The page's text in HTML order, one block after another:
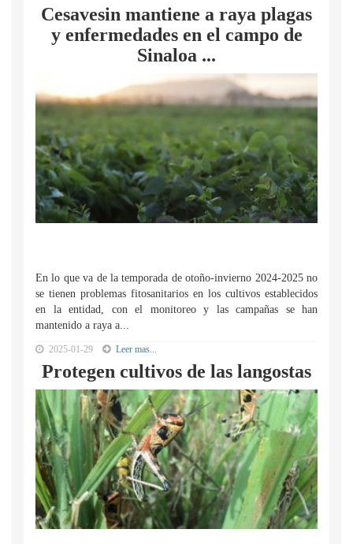
Cesavesin mantiene a raya plagas
y enfermedades en el campo de
Sinaloa ...
En lo que va de la temporada de otoño-invierno 2024-2025 no
se tienen problemas fitosanitarios en los cultivos establecidos
en la entidad, con el monitoreo y las campañas se han
mantenido a raya a...
2025-01-29 Leer mas...
Protegen cultivos de las langostas